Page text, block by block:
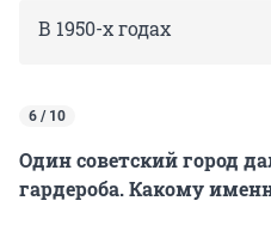
В 1950-х годах
6 / 10
Один советский город
гардероба. Какому